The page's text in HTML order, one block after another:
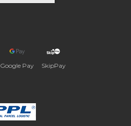
Google Pay SkipPay